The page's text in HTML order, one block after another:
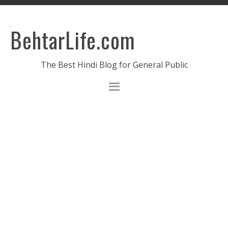
BehtarLife.com
The Best Hindi Blog for General Public